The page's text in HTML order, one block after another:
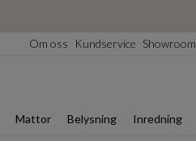
Om oss Kundservice Showroom
Mattor Belysning Inredning